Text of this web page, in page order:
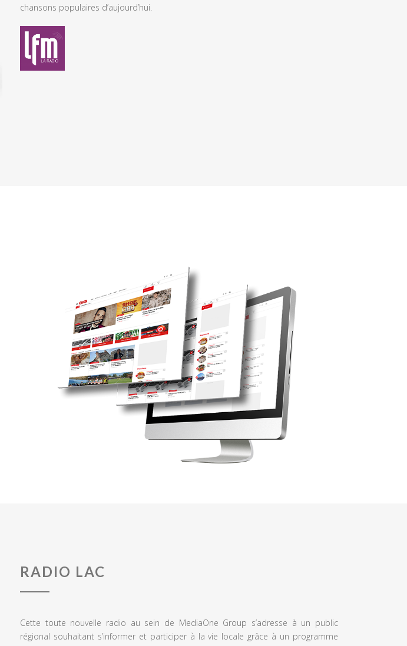
chansons populaires d’aujourd’hui.
RADIO LAC
Cette toute nouvelle radio au sein de MediaOne Group s’adresse à un public
régional souhaitant s’informer et participer à la vie locale grâce à un programme